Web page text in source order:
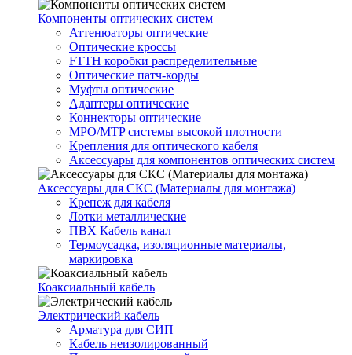
Компоненты оптических систем
Аттенюаторы оптические
Оптические кроссы
FTTH коробки распределительные
Оптические патч-корды
Муфты оптические
Адаптеры оптические
Коннекторы оптические
MPO/MTP системы высокой плотности
Крепления для оптического кабеля
Аксессуары для компонентов оптических систем
Аксессуары для СКС (Материалы для монтажа)
Крепеж для кабеля
Лотки металлические
ПВХ Кабель канал
Термоусадка, изоляционные материалы,
маркировка
Коаксиальный кабель
Электрический кабель
Арматура для СИП
Кабель неизолированный